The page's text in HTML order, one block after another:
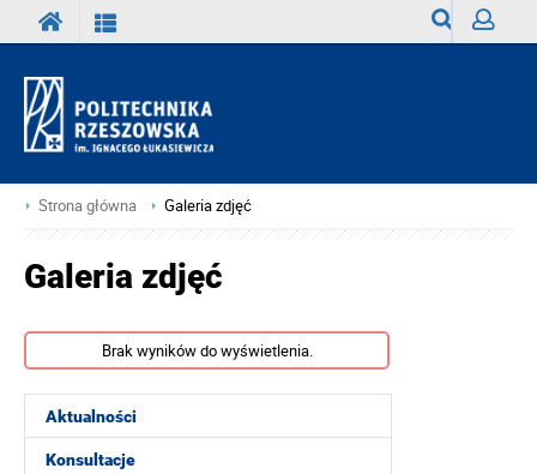
Strona główna Galeria zdjęć
Aktualności
Konsultacje
Galeria zdjęć
Brak wyników do wyświetlenia.